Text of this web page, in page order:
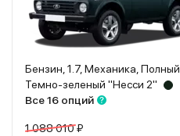
Бензин, 1.7, Механика, Полный,
Темно-зеленый "Несси 2"
Все 16 опций
1 088 010 ₽